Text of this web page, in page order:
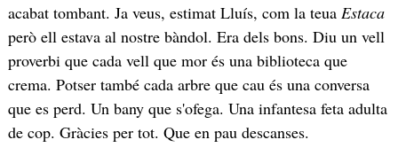
acabat tombant. Ja veus, estimat Lluís, com la teua Estaca
però ell estava al nostre bàndol. Era dels bons. Diu un vell
proverbi que cada vell que mor és una biblioteca que
crema. Potser també cada arbre que cau és una conversa
que es perd. Un bany que s'ofega. Una infantesa feta adulta
de cop. Gràcies per tot. Que en pau descanses.